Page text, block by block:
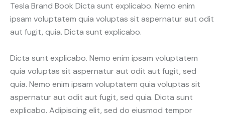
Tesla Brand Book Dicta sunt explicabo. Nemo enim
ipsam voluptatem quia voluptas sit aspernatur aut odit
aut fugit, quia. Dicta sunt explicabo.
Dicta sunt explicabo. Nemo enim ipsam voluptatem
quia voluptas sit aspernatur aut odit aut fugit, sed
quia. Nemo enim ipsam voluptatem quia voluptas sit
aspernatur aut odit aut fugit, sed quia. Dicta sunt
explicabo. Adipiscing elit, sed do eiusmod tempor